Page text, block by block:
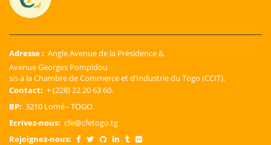
Adresse : Angle Avenue de la Présidence &
Avenue Georges Pompidou
sis à la Chambre de Commerce et d’Industrie du Togo (CCIT).
Contact: + (228) 22 20 63 60.
BP: 3210 Lomé - TOGO.
Ecrivez-nous: cfe@cfetogo.tg
Rejoignez-nous: